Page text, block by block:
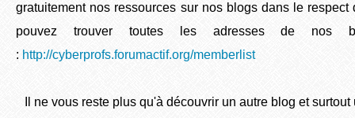
gratuitement nos ressources sur nos blogs dans le respect
pouvez trouver toutes les adresses de nos
: http://cyberprofs.forumactif.org/memberlist
Il ne vous reste plus qu'à découvrir un autre blog et